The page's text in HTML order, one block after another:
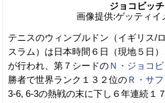
ジョコビッチ
画像提供:ゲッティイ
テニスのウィンブルドン（イギリス/
スラム）は日本時間６日（現地５日
が行われ、第７シードのＮ・ジョコ
勝者で世界ランク１３２位のＲ・サ
3-6, 6-3の熱戦の末に下し６年連続１